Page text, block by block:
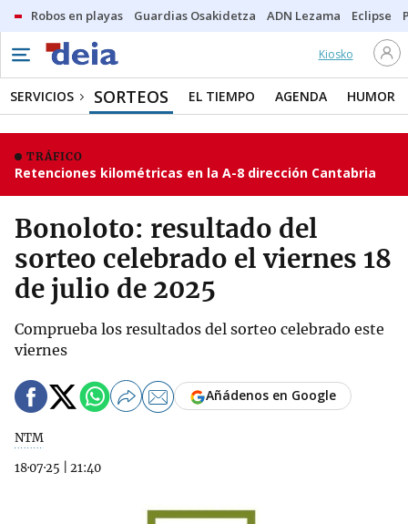
Robos en playas Guardias Osakidetza ADN Lezama Eclipse
Kiosko
SERVICIOS SORTEOS EL TIEMPO AGENDA HUMOR
TRÁFICO
Retenciones kilométricas en la A-8 dirección Cantabria
Bonoloto: resultado del
sorteo celebrado el viernes 18
de julio de 2025
Comprueba los resultados del sorteo celebrado este
viernes
NTM
18·07·25
21:40
Añádenos en Google